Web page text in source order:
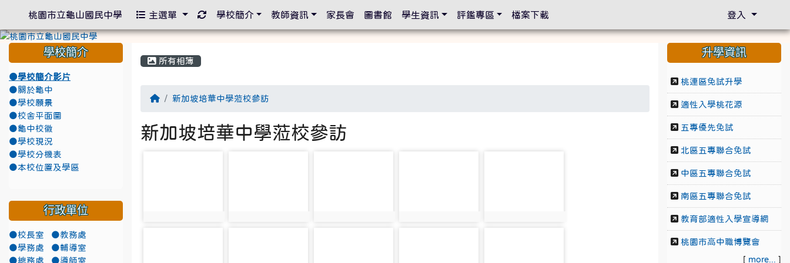
所有相簿
回首頁新加坡培華中學蒞校參訪
新加坡培華中學蒞校參訪
學校簡介
●學校簡介影片
●關於龜中
●學校願景
●校舍平面圖
●龜中校徽
●學校現況
●學校分機表
●本校位置及學區
行政單位
●校長室
●教務處
●學務處
●輔導室
●總務處
●導師室
升學資訊
桃連區免試升學
適性入學桃花源
五專優先免試
北區五專聯合免試
中區五專聯合免試
南區五專聯合免試
教育部適性入學宣導網
桃園市高中職博覽會
[ more... ]
桃園市立龜山國民中學 主選單 重新取得佈景設定
學校簡介 教師資訊 家長會 圖書館 學生資訊 評鑑專區 檔案下載 登入